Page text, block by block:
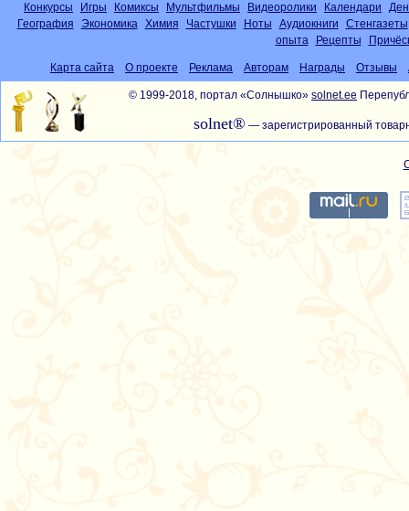
Конкурсы Игры Комиксы Мультфильмы Видеоролики Календари
География
Экономика Химия Частушки Ноты Аудиокниги
Стенгазеты
опыта
Рецепты
Карта сайта О проекте Реклама Авторам Награды Отзывы
© 1999-2018, портал «Солнышко» solnet.ee
solnet® — зарегистрированный